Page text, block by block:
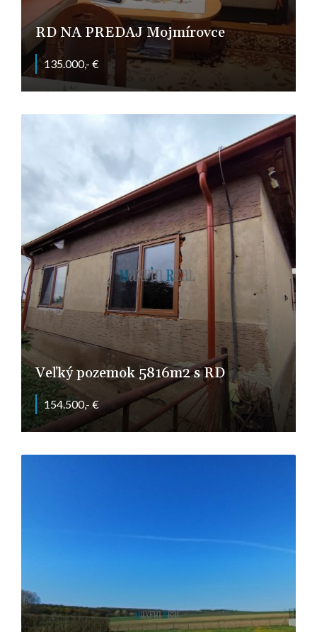
RD NA PREDAJ Mojmírovce
135.000,- €
Veľký pozemok 5816m2 s RD
154.500,- €